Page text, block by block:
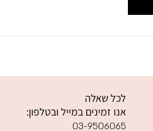
לכל שאלה
אנו זמינים במייל ובטלפון:
03-9506065